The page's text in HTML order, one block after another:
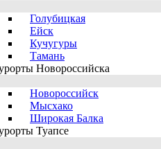
Голубицкая
Ейск
Кучугуры
Тамань
Новороссийска
Новороссийск
Мысхако
Широкая Балка
Туапсе